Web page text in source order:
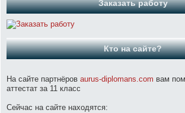
Заказать работу
Кто на сайте?
На сайте партнёров aurus-diplomans.com вам
аттестат за 11 класс
Сейчас на сайте находятся: